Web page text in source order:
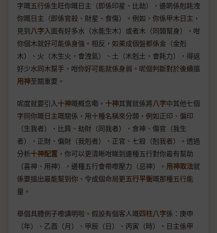
字嘅五行係生旺你嘅日主（即係印星、比劫），邊啲係剋耗洩
你嘅日主（即係官殺、財星、食傷）。例如，你係甲木日主，
見到八字入面有好多水（水能生木）或者木（同類幫身），咁
你個木就好可能係身強。相反，如果成個盤都係金（金剋
木）、火（木生火，會洩氣）、土（木剋土，會耗力），得返
好少水同木幫手，咁你好可能就係身弱。呢個判斷對於後續搵
用神至關重要。
呢度就要引入十神嘅概念嘞。 十神其實就係將八字中其他七個
字同你嘅日主嘅關係，用十種名稱來分類，例如正印、偏印
（生我者）、比肩、劫財（同我者）、食神、傷官（我生
者）、正財、偏財（我剋者）、正官、七殺（剋我者）。透過
分析十神配置 ，你可以更清晰咁睇到邊種五行對你最有幫助
（喜神、用神），邊種五行會帶嚟壓力（忌神）。 用神取法就
係要搵出最能幫到你、令成個命局更五行平衡嘅那種五行能
量。
舉個具體例子嚟講明啦。假設有個客人嘅四柱八字係：庚申
（年）、乙酉（月）、甲辰（日）、丙寅（時）。日主係甲